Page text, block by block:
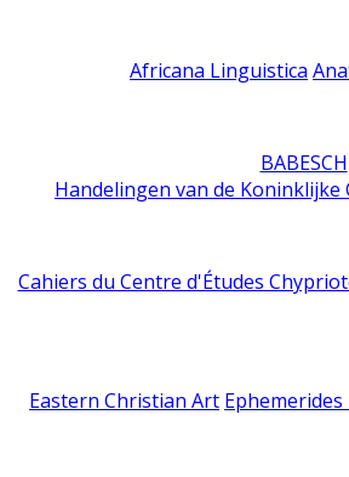
Africana Linguistica
BABESCH
Handelingen van de Koninklijke
Cahiers du Centre d'Études
Eastern Christian Art